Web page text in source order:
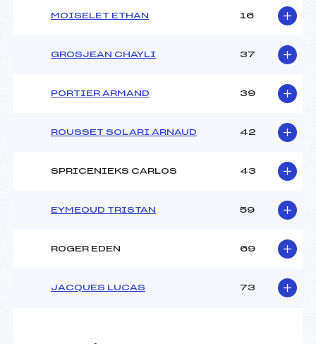
MOISELET ETHAN 16
GROSJEAN CHAYLI 37
PORTIER ARMAND 39
ROUSSET SOLARI ARNAUD 42
SPRICENIEKS CARLOS 43
EYMEOUD TRISTAN 59
ROGER EDEN 69
JACQUES LUCAS 73